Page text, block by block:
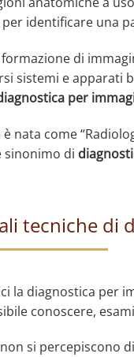
identificare una
di
sistemi e apparati
per
è nata come
sinonimo di
tecniche di
la diagnostica per
conoscere,
si percepiscono